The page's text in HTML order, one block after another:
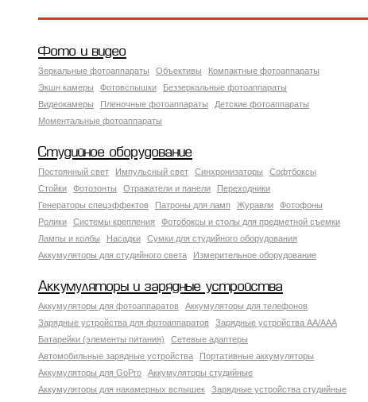
Фото и видео
Зеркальные фотоаппараты Объективы
Компактные фотоаппараты
Экшн камеры
Фотовспышки
Беззеркальные фотоаппараты
Видеокамеры
Пленочные фотоаппараты
Детские фотоаппараты
Моментальные фотоаппараты
Студийное оборудование
Постоянный свет Импульсный свет Синхронизаторы
Софтбоксы
Стойки
Фотозонты Отражатели и панели
Переходники
Генераторы спецэффектов
Патроны для ламп Журавли
Фотофоны
Ролики
Системы крепления
Фотобоксы и столы для предметной съемки
Лампы и колбы
Насадки
Сумки для студийного оборудования
Аккумуляторы для студийного света
Измерительное оборудование
Аккумуляторы и зарядные устройства
Аккумуляторы для фотоаппаратов
Аккумуляторы для телефонов
Зарядные устройства для фотоаппаратов
Зарядные устройства AA/AAA
Батарейки (элементы питания)
Сетевые адаптеры
Автомобильные зарядные устройства
Портативные аккумуляторы
Аккумуляторы для GoPro
Аккумуляторы студийные
Аккумуляторы для накамерных вспышек
Зарядные устройства студийные